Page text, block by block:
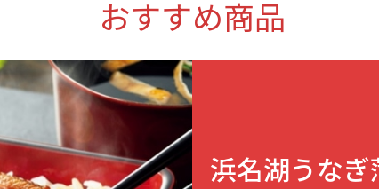
おすすめ商品
浜名湖うな